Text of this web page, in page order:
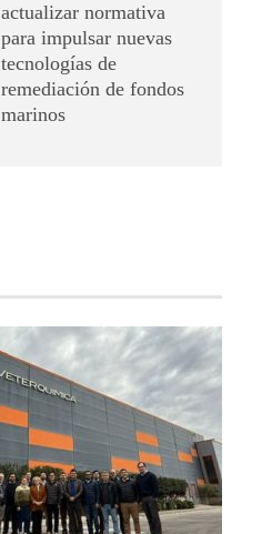
actualizar normativa
para impulsar nuevas
tecnologías de
remediación de fondos
marinos